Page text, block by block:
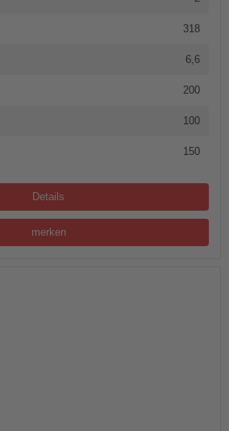
318
6,6
200
100
150
Details
merken